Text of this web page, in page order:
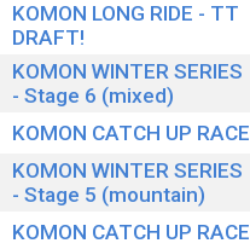
KOMON LONG RIDE - TT
DRAFT!
KOMON WINTER SERIES
- Stage 6 (mixed)
KOMON CATCH UP RACE
KOMON WINTER SERIES
- Stage 5 (mountain)
KOMON CATCH UP RACE